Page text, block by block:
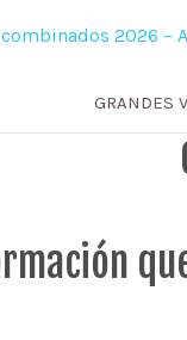
GRANDES